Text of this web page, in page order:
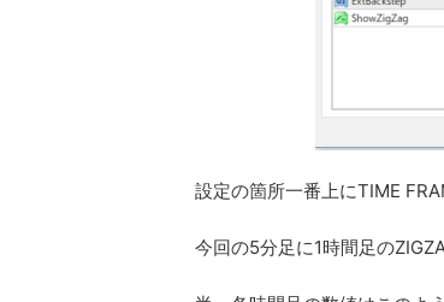
設定の箇所一番上にTIME
今回の5分足に1時間足の